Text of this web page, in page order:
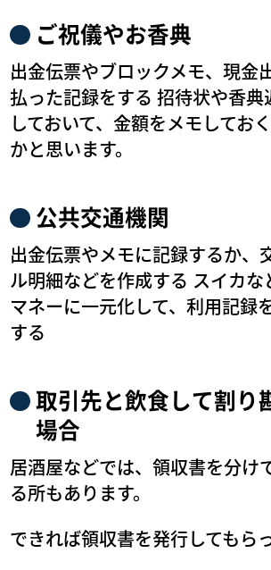
ご祝儀やお香典
出金伝票やブロックメモ、現金
払った記録をする 招待状や香
しておいて、金額をメモしてお
かと思います。
公共交通機関
出金伝票やメモに記録するか、
ル明細などを作成する スイカ
マネーに一元化して、利用記録
する
取引先と飲食して割り
場合
居酒屋などでは、領収書を分け
る所もあります。
できれば領収書を発行してもら